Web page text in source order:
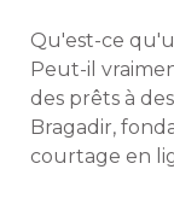
Qu'est-ce
Peut-il
des prêts à
Bragadir,
courtage en